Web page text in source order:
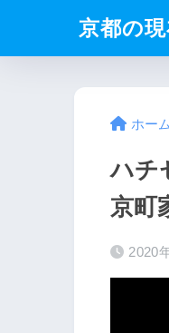
京都の
ホー
ハチ
京町
2020